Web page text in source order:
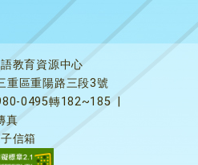
教育資源中心
重區重陽路三段3號
0495轉182~185
真
信箱